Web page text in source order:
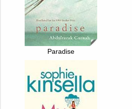
Paradise